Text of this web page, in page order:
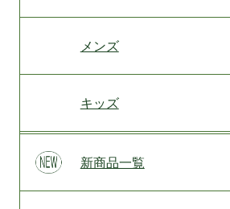
メンズ
キッズ
新商品一覧